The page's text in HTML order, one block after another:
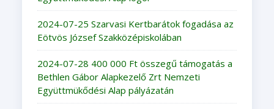
2024-07-25 Szarvasi Kertbarátok fogadása az
Eötvös József Szakközépiskolában
2024-07-28 400 000 Ft összegű támogatás a
Bethlen Gábor Alapkezelő Zrt Nemzeti
Együttmükődési Alap pályázatán